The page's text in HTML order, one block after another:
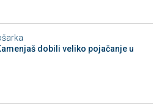
dobili veliko pojačanje u